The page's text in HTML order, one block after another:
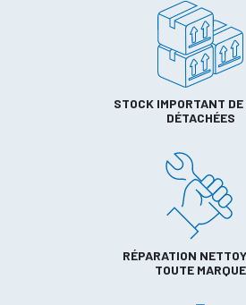
STOCK IMPORTANT DE
DÉTACHÉES
RÉPARATION
TOUTE MARQUE